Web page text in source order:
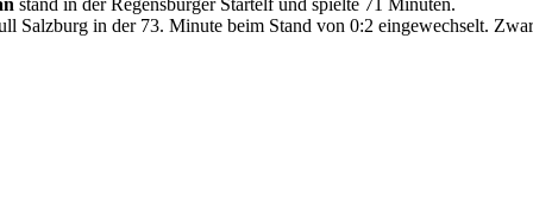
in der 73. Minute beim Stand von 0:2 eingewechselt.